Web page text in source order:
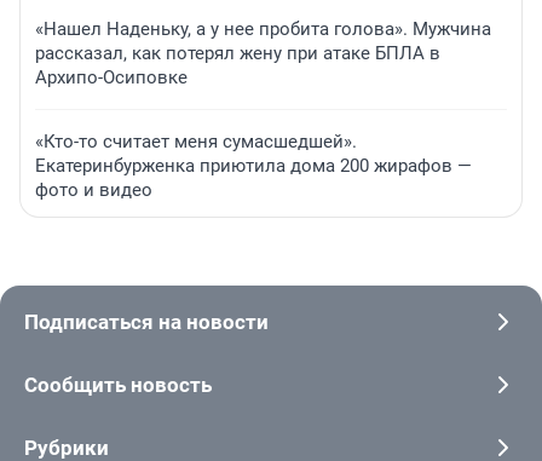
«Нашел Наденьку, а у нее пробита голова». Мужчина
рассказал, как потерял жену при атаке БПЛА в
Архипо-Осиповке
«Кто-то считает меня сумасшедшей».
Екатеринбурженка приютила дома 200 жирафов —
фото и видео
Подписаться на новости
Сообщить новость
Рубрики